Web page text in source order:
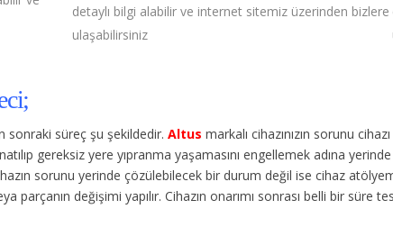
detaylı bilgi alabilir ve internet sitemiz üzerinden bizlere
ulaşabilirsiniz
sonraki süreç şu şekildedir. Altus markalı cihazınızın sorunu
gereksiz yere yıpranma yaşamasını engellemek adına
sorunu yerinde çözülebilecek bir durum değil ise cihaz
parçanın değişimi yapılır. Cihazın onarımı sonrası belli bir